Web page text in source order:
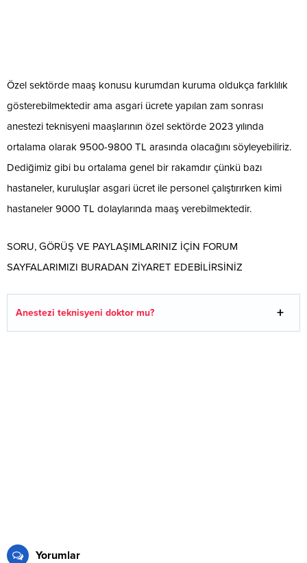
Özel sektörde maaş konusu kurumdan kuruma oldukça farklılık
gösterebilmektedir ama asgari ücrete yapılan zam sonrası
anestezi teknisyeni maaşlarının özel sektörde 2023 yılında
ortalama olarak 9500-9800 TL arasında olacağını söyleyebiliriz.
Dediğimiz gibi bu ortalama genel bir rakamdır çünkü bazı
hastaneler, kuruluşlar asgari ücret ile personel çalıştırırken kimi
hastaneler 9000 TL dolaylarında maaş verebilmektedir.
SORU, GÖRÜŞ VE PAYLAŞIMLARINIZ İÇİN FORUM
SAYFALARIMIZI BURADAN ZİYARET EDEBİLİRSİNİZ
Anestezi teknisyeni doktor mu?
Yorumlar